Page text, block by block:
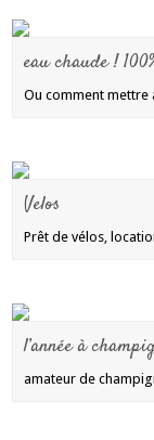
eau chaude !
Ou comment
Velos
Prêt de vélos,
l’année à
amateur de